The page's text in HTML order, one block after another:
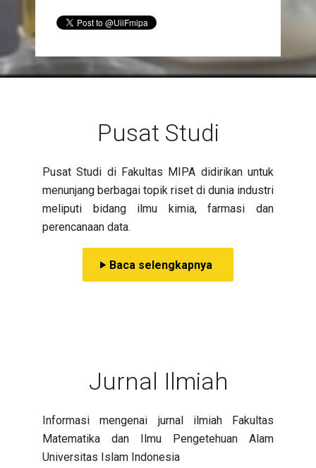
Pusat Studi
Pusat Studi di Fakultas MIPA didirikan untuk
menunjang berbagai topik riset di dunia industri
meliputi bidang ilmu kimia, farmasi dan
perencanaan data.
Baca selengkapnya
Jurnal Ilmiah
Informasi mengenai jurnal ilmiah Fakultas
Matematika dan Ilmu Pengetehuan Alam
Universitas Islam Indonesia